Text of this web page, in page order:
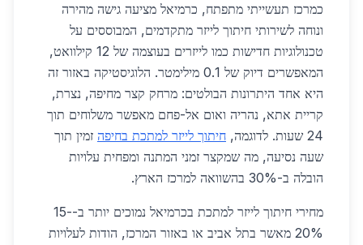
כמרכז תעשייתי מתפתח, כרמיאל מציעה גישה מהירה
ונוחה לשירותי חיתוך לייזר מתקדמים, המבוססים על
טכנולוגיות חדישות כמו לייזרים בעוצמה של 12 קילוואט,
המאפשרים דיוק של 0.1 מילימטר. הלוגיסטיקה באזור זה
היא אחד היתרונות הבולטים: מרחק קצר מחיפה, נצרת,
קריית אתא, נהריה ואום אל-פחם מאפשר משלוחים תוך
24 שעות. לדוגמה,
חיתוך לייזר למתכת בחיפה זמין תוך
שעה נסיעה, מה שמקצר זמני המתנה ומפחית עלויות
הובלה ב-30% בהשוואה למרכז הארץ.
מחירי חיתוך לייזר למתכת בכרמיאל נמוכים יותר ב-15-
20% מאשר בתל אביב או באזור המרכז, הודות לעלויות